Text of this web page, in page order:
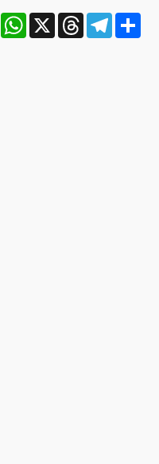
FacebookWhatsApp
X ThreadsTelegram